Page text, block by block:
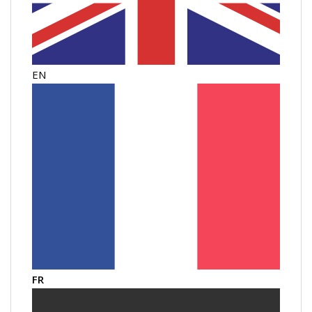
EN
FR